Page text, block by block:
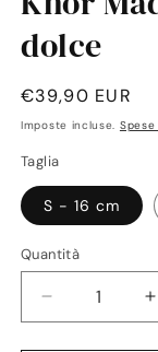
dolce
Prezzo
di
€39,90 EUR
Imposte incluse.
Taglia
S - 16 cm
Quantità
Quantità
Diminuisci
quantità